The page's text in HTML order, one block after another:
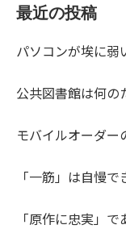
最近の投稿
パソコンが埃に弱
公共図書館は何の
モバイルオーダー
「一筋」は自慢
「原作に忠実」